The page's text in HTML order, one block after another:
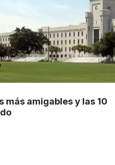
más amigables y las 10